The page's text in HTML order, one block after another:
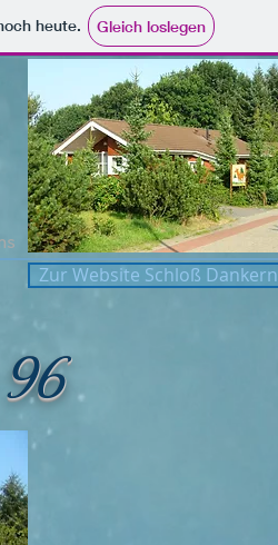
heute. Gleich loslegen
Zur Website Schloß Dankern
96